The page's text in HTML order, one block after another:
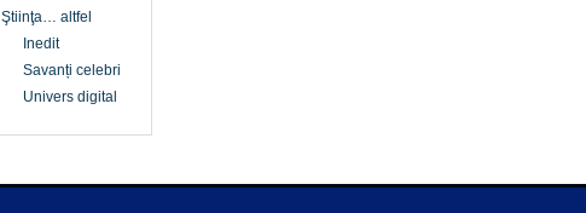
Ştiinţa… altfel
Inedit
Savanți celebri
Univers digital